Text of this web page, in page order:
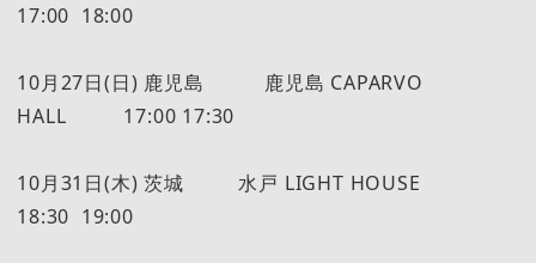
17:00 18:00
10月27日(日) 鹿児島 鹿児島 CAPARVO
HALL 17:00 17:30
10月31日(木) 茨城 水戸 LIGHT HOUSE
18:30 19:00